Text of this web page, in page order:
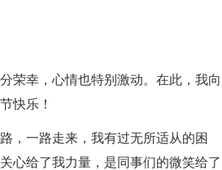
荣幸，心情也特别激动。在此，我向
快乐！
，一路走来，我有过无所适从的困
心给了我力量，是同事们的微笑给了